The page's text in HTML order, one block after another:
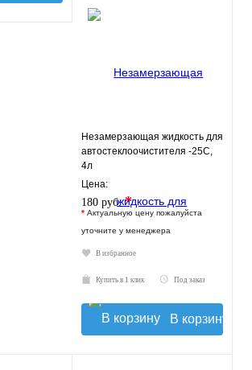
Незамерзающая жидкость для
автостеклоочистителя -25С,
4л
Цена:
180 руб.*
* Актуальную цену пожалуйста
уточните у менеджера
В избранное
Купить в 1 клик Под заказ
В корзину